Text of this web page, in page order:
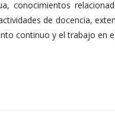
conocimientos
de docencia,
continuo y el trabajo en